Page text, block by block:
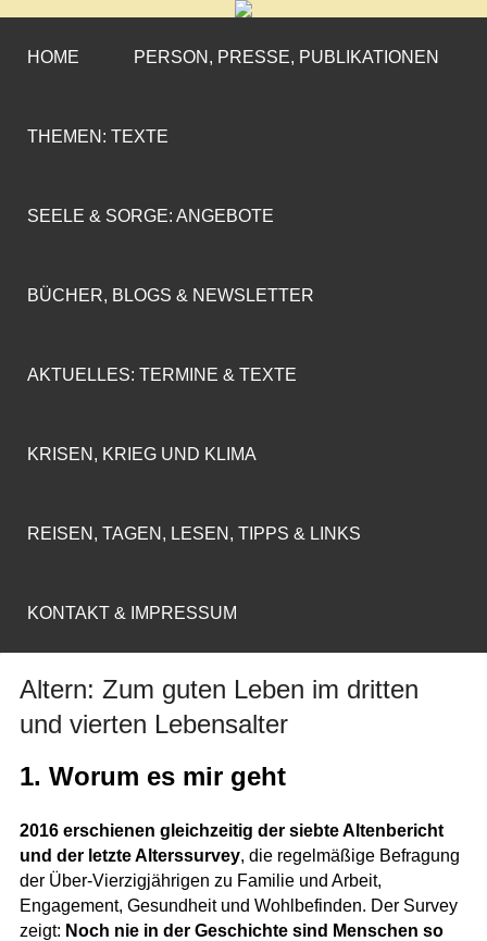
CORNELIA COENEN-
MARX
»ENGAGEMENT MIT PROFIL«
HOME PERSON, PRESSE, PUBLIKATIONEN
THEMEN: TEXTE
SEELE & SORGE: ANGEBOTE
BÜCHER, BLOGS & NEWSLETTER
AKTUELLES: TERMINE & TEXTE
KRISEN, KRIEG UND KLIMA
REISEN, TAGEN, LESEN, TIPPS & LINKS
KONTAKT & IMPRESSUM
Altern: Zum guten Leben im dritten
und vierten Lebensalter
1. Worum es mir geht
2016 erschienen gleichzeitig der siebte Altenbericht
und der letzte Alterssurvey, die regelmäßige Befragung
der Über-Vierzigjährigen zu Familie und Arbeit,
Engagement, Gesundheit und Wohlbefinden. Der Survey
zeigt: Noch nie in der Geschichte sind Menschen so